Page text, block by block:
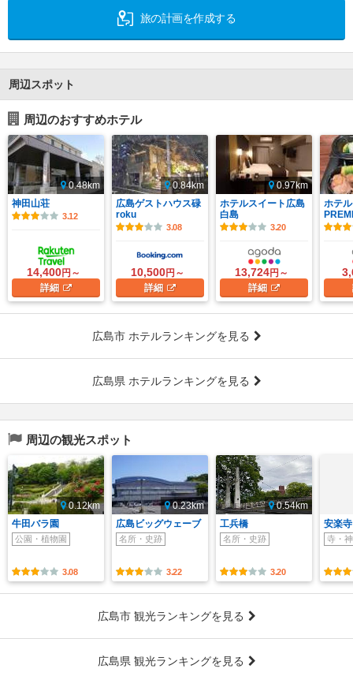
旅の計画を作成する
周辺スポット
周辺のおすすめホテル
0.48km
神田山荘
3.12
14,400円～
詳細
0.84km
広島ゲストハウス碌
roku
3.08
10,500円～
詳細
0.97km
ホテルスイート広島
白島
3.20
13,724円～
詳細
ホテ
広島市 ホテルランキングを見る
広島県 ホテルランキングを見る
周辺の観光スポット
0.12km
牛田バラ園
公園・植物園
3.08
0.23km
広島ビッグウェーブ
名所・史跡
3.22
0.54km
工兵橋
名所・史跡
3.20
安楽寺
寺・
広島市 観光ランキングを見る
広島県 観光ランキングを見る